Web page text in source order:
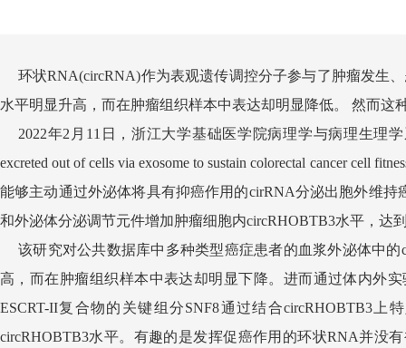
环状RNA(circRNA)作为表观遗传调控分子参与了肿瘤发生
水平明显升高，而在肿瘤组织样本中表达却明显降低。 然而这
2022年2月11日，浙江大学基础医学院病理学与病理生理
excreted out of cells via exosome to sustain colorectal cancer
能够主动通过外泌体将具有抑癌作用的cirRNA分泌出胞外维
和外泌体分泌调节元件增加肿瘤细胞内circRHOBTB3水平，
该研究对公共数据库中多种类型癌症患者的血浆外泌体中
高，而在肿瘤组织样本中表达却明显下降。进而通过体内外
ESCRT-II复合物的关键组分SNF8通过结合circRHOBTB3
circRHOBTB3水平。有趣的是发挥促癌作用的环状RNA并没